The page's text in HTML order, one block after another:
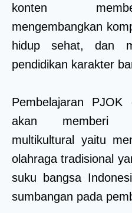
konten
mengembangkan
hidup sehat, dan
pendidikan karakter
Pembelajaran
akan memberi
multikultural yaitu
olahraga tradisional
suku bangsa
sumbangan pada